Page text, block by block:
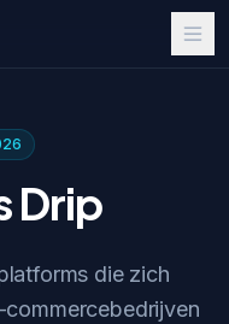
Drip
die zich